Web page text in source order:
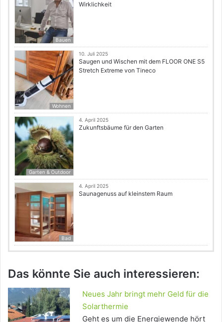
Bauen
Wirklichkeit
Wohnen
10. Juli 2025
Saugen und Wischen mit dem FLOOR ONE S5
Stretch Extreme von Tineco
Garten & Outdoor
4. April 2025
Zukunftsbäume für den Garten
Bad
4. April 2025
Saunagenuss auf kleinstem Raum
Das könnte Sie auch interessieren:
Neues Jahr bringt mehr Geld für die
Solarthermie
Geht es um die Energiewende hört